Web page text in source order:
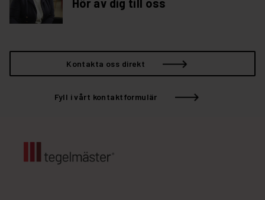
Kontakta oss direkt
Fyll i vårt kontaktformulär